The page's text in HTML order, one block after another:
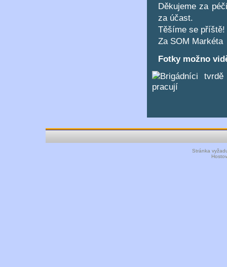
Děkujeme za
za účast.
Těšíme se příště!
Za SOM Markéta
Fotky možno
Stránka